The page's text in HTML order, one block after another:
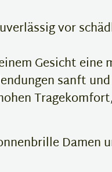
vor
Gesicht
sanft